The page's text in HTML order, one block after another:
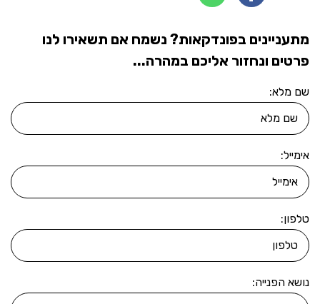
מתעניינים בפונדקאות? נשמח אם תשאירו לנו
פרטים ונחזור אליכם במהרה...
שם מלא:
אימייל:
טלפון:
נושא הפנייה: